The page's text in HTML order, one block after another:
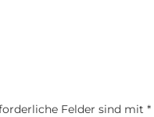
Felder sind mit *